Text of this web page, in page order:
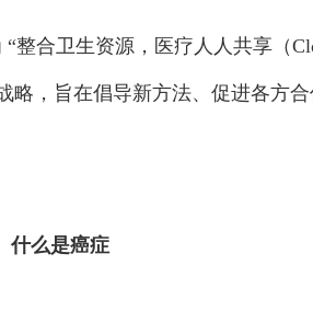
合卫生资源，医疗人人共享（
，旨在倡导新方法、促进各方
什么是癌症